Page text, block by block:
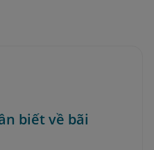
biết về bãi